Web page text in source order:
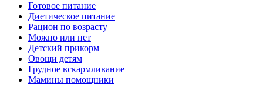
Готовое питание
Диетическое питание
Рацион по возрасту
Можно или нет
Детский прикорм
Овощи детям
Грудное вскармливание
Мамины помощники